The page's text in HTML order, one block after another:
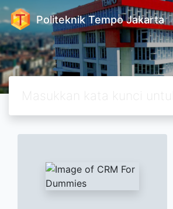
Politeknik Tempo Jakarta